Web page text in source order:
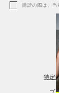
アクセサリー
レギンス＆タ
シューズ
購読の際は、当
特定